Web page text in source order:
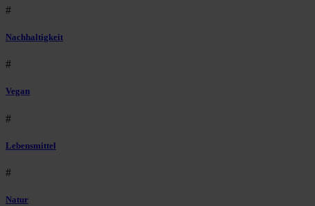
#
Nachhaltigkeit
#
Vegan
#
Lebensmittel
#
Natur